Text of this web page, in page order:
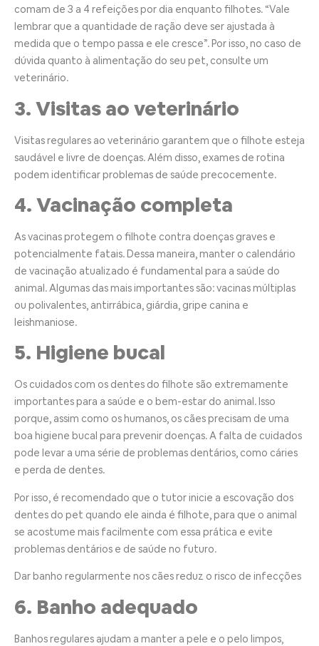
comam de 3 a 4 refeições por dia enquanto filhotes. “Vale
lembrar que a quantidade de ração deve ser ajustada à
medida que o tempo passa e ele cresce”. Por isso, no caso de
dúvida quanto à alimentação do seu pet, consulte um
veterinário.
3. Visitas ao veterinário
Visitas regulares ao veterinário garantem que o filhote esteja
saudável e livre de doenças. Além disso, exames de rotina
podem identificar problemas de saúde precocemente.
4. Vacinação completa
As vacinas protegem o filhote contra doenças graves e
potencialmente fatais. Dessa maneira, manter o calendário
de vacinação atualizado é fundamental para a saúde do
animal. Algumas das mais importantes são: vacinas múltiplas
ou polivalentes, antirrábica, giárdia, gripe canina e
leishmaniose.
5. Higiene bucal
Os cuidados com os dentes do filhote são extremamente
importantes para a saúde e o bem-estar do animal. Isso
porque, assim como os humanos, os cães precisam de uma
boa higiene bucal para prevenir doenças. A falta de cuidados
pode levar a uma série de problemas dentários, como cáries
e perda de dentes.
Por isso, é recomendado que o tutor inicie a escovação dos
dentes do pet quando ele ainda é filhote, para que o animal
se acostume mais facilmente com essa prática e evite
problemas dentários e de saúde no futuro.
Dar banho regularmente nos cães reduz o risco de infecções
6. Banho adequado
Banhos regulares ajudam a manter a pele e o pelo limpos,